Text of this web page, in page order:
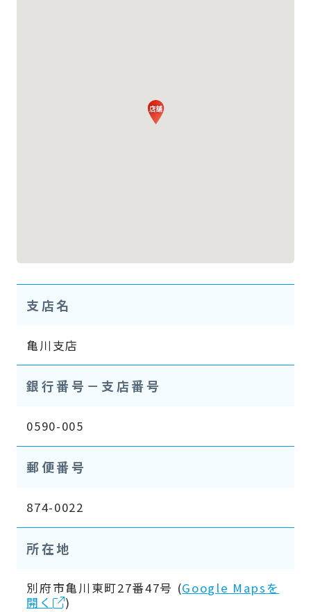
支店名
亀川支店
銀行番号－支店番号
0590-005
郵便番号
874-0022
所在地
別府市亀川東町27番47号 (Google Mapsを
開く
)